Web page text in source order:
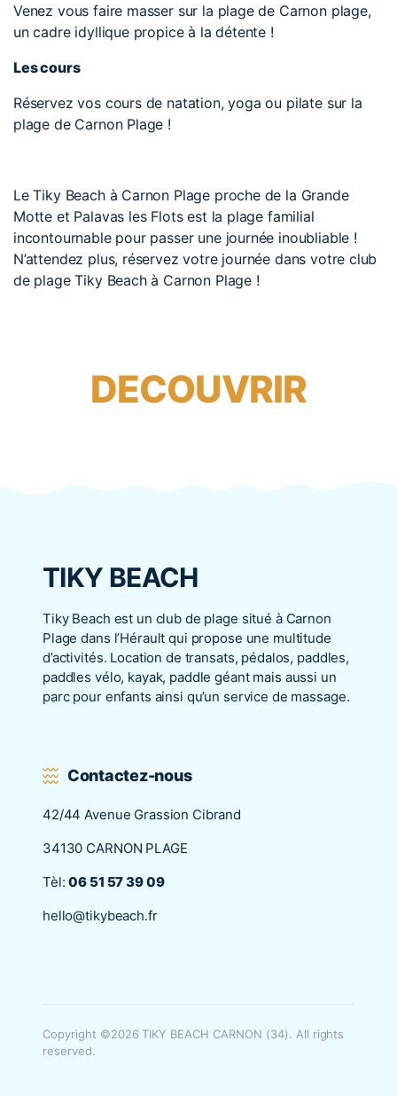
Venez vous faire masser sur la plage de Carnon plage,
un cadre idyllique propice à la détente !
Les cours
Réservez vos cours de natation, yoga ou pilate sur la
plage de Carnon Plage !
Le Tiky Beach à Carnon Plage proche de la Grande
Motte et Palavas les Flots est la plage familial
incontournable pour passer une journée inoubliable !
N’attendez plus, réservez votre journée dans votre club
de plage Tiky Beach à Carnon Plage !
DECOUVRIR
TIKY BEACH
Tiky Beach est un club de plage situé à Carnon
Plage dans l’Hérault qui propose une multitude
d’activités. Location de transats, pédalos, paddles,
paddles vélo, kayak, paddle géant mais aussi un
parc pour enfants ainsi qu’un service de massage.
Contactez-nous
42/44 Avenue Grassion Cibrand
34130 CARNON PLAGE
Tèl:06 51 57 39 09
hello@tikybeach.fr
Copyright ©2026 TIKY BEACH CARNON (34). All rights
reserved.